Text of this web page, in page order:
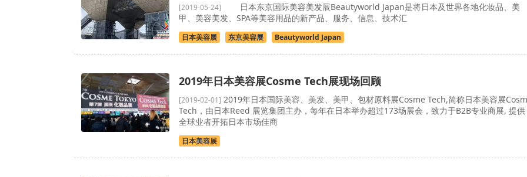
[2019-05-24]
日本东京国际美容美发展Beautyworld Japan是将日本及世界各地化妆品、美
甲、美容美发、SPA等美容用品的新产品、服务、信息、技术汇
日本美容展 东京美容展 Beautyworld Japan
2019年日本美容展Cosme Tech展现场回顾
[2019-02-01] 2019年日本国际美容、美发、美甲、包材原料展Cosme Tech,简称日本美容展
Tech，由日本Reed 展览集团主办，每年在日本举办超过173场展会，致力于B2B专业商展, 提供
全球业者开拓日本市场佳商
日本美容展